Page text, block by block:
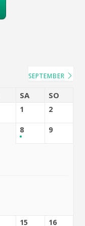
SEPTEMBER
SA SO
1 2
8 9
15 16